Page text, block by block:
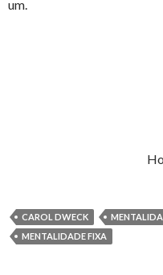
um.
CAROL DWECK
MENTALIDADE FIXA